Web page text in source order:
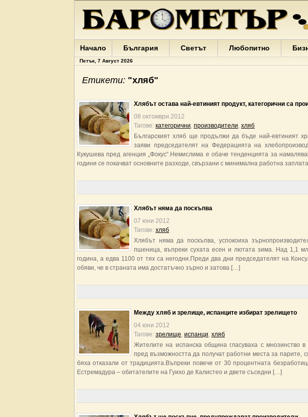
Начало България Светът Любопитно
Петък, 7 Август 2026
Етикети: "хляб"
Хлябът остава най-евтиният продукт, категорични са
08 октомври 2012
Тагове: категорични, производители, хляб
Българският хляб ще продължи да бъде най-евтиният
заяви председателят на Федерацията на
Кукушева пред агенция „Фокус“.Немислима е обаче тенденцията за
години се покачват основните разходи, свързани с минимална работна
Хлябът няма да поскъпва
07 юни 2012
Тагове: хляб
Хлябът няма да поскъпва, успокоиха
пшеница, въпреки сухата есен и лютата зима. Над 1,1
година, а едва 1100 от тях са негодни.Преди два дни председателят на
обяви, че в страната има достатъчно зърно и затова […]
Между хляб и зрелище, испанците избират зрелището
04 юни 2012
Тагове: зрелище, испанци, хляб
Жителите на испанска община гласуваха с мнозинство
пред възможността да получат работни места за парите,
бяха отказали от традицията.Въпреки повече от 30 процентната
Естремадура – обитателите на Гуихо де Калистео и двете съседни […]